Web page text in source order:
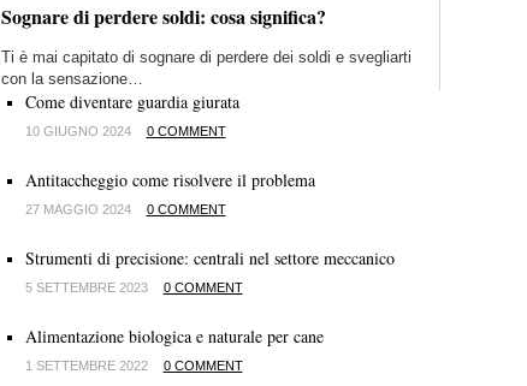
Sognare di perdere soldi: cosa significa?
Ti è mai capitato di sognare di perdere dei soldi e svegliarti
con la sensazione…
Come diventare guardia giurata
10 GIUGNO 2024 0 COMMENT
Antitaccheggio come risolvere il problema
27 MAGGIO 2024 0 COMMENT
Strumenti di precisione: centrali nel settore meccanico
5 SETTEMBRE 2023 0 COMMENT
Alimentazione biologica e naturale per cane
1 SETTEMBRE 2022 0 COMMENT